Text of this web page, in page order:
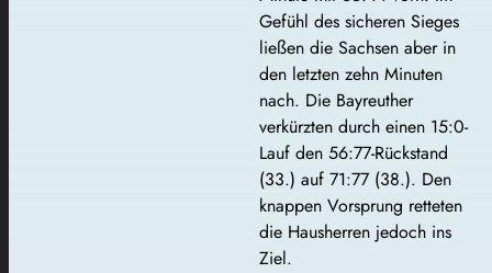
Gefühl des sicheren Sieges
ließen die Sachsen aber in
den letzten zehn Minuten
nach. Die Bayreuther
verkürzten durch einen 15:0-
Lauf den 56:77-Rückstand
(33.) auf 71:77 (38.). Den
knappen Vorsprung retteten
die Hausherren jedoch ins
Ziel.